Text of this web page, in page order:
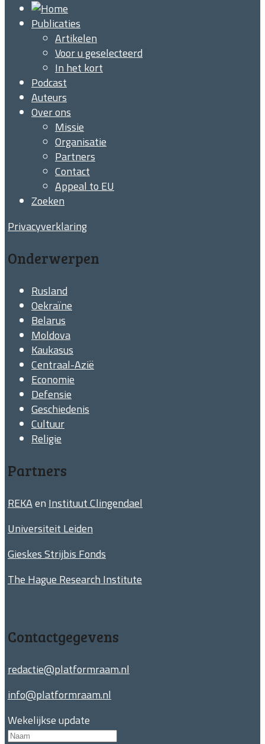
Publicaties
Artikelen
Voor u geselecteerd
In het kort
Podcast
Auteurs
Over ons
Missie
Organisatie
Partners
Contact
Appeal to EU
Zoeken
Privacyverklaring
Onderwerpen
Rusland
Oekraïne
Belarus
Moldova
Kaukasus
Centraal-Azië
Economie
Defensie
Geschiedenis
Cultuur
Religie
Partners
REKAen Instituut Clingendael
Universiteit Leiden
Gieskes Strijbis Fonds
The Hague Research Institute
Contactgegevens
redactie@platformraam.nl
info@platformraam.nl
Wekelijkse update